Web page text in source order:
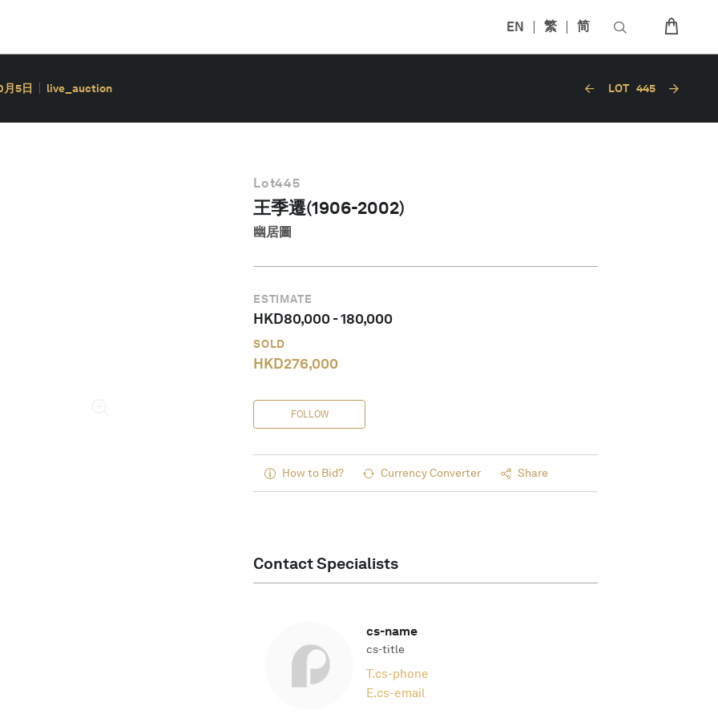
EN 繁 简
月5日 live_auction LOT 445
Lot445
王季遷(1906-2002)
幽居圖
ESTIMATE
HKD80,000-180,000
SOLD
HKD276,000
FOLLOW
How to Bid? Currency Converter Share
Contact Specialists
cs-name
cs-title
T.cs-phone
E.cs-email